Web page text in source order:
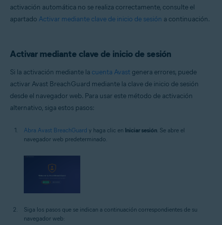
activación automática no se realiza correctamente, consulte el
apartado Activar mediante clave de inicio de sesión a continuación.
Activar mediante clave de inicio de sesión
Si la activación mediante la cuenta Avast genera errores, puede
activar Avast BreachGuard mediante la clave de inicio de sesión
desde el navegador web. Para usar este método de activación
alternativo, siga estos pasos:
Abra Avast BreachGuard y haga clic en Iniciar sesión . Se abre el
navegador web predeterminado.
Siga los pasos que se indican a continuación correspondientes de su
navegador web: